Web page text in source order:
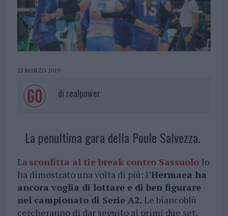
22 MARZO 2019
di realpower
La penultima gara della Poule Salvezza.
La sconfitta al tie break contro Sassuolo lo
ha dimostrato una volta di più: l’Hermaea ha
ancora voglia di lottare e di ben figurare
nel campionato di Serie A2. Le biancoblù
cercheranno di dar seguito ai primi due set,